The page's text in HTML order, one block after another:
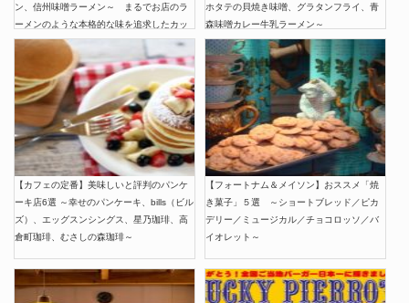
ン、信州味噌ラーメン～ まるでお店のラ
ーメンのような本格的な味を追求したカッ
プ麺シリーズ「凄麺」
ホタテの貝焼き味噌、グラタンフライ、青
森味噌カレー牛乳ラーメン～
【カフェの定番】美味しいと評判のパンケ
ーキ店6選 ～幸せのパンケーキ、bills（ビル
ズ）、エッグスンシングス、星乃珈琲、高
倉町珈琲、むさしの森珈琲～
【フォートナム＆メイソン】おススメ「焼
き菓子」５選 ～ショートブレッド／ピカ
デリー／ミュージカル／チョコロッソ／バ
イオレット～